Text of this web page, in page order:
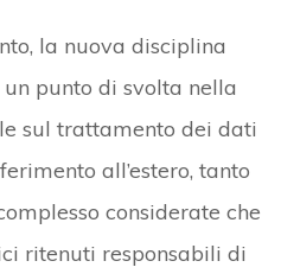
la nuova disciplina
punto di svolta nella
sul trattamento dei dati
all’estero, tanto
considerate che
ritenuti responsabili di